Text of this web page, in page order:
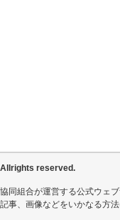
reserved.
同組合が運営する公式ウェブ
事、画像などをいかなる方